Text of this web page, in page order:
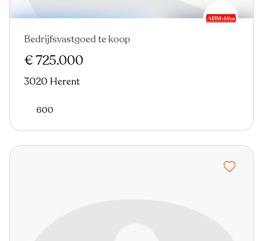
Nieuw
Bedrijfsvastgoed te koop
€ 725.000
3020 Herent
600